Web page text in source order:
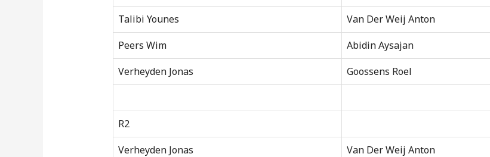
Talibi Younes
Van Der Weij Anton
Peers Wim
Abidin Aysajan
Verheyden Jonas
Goossens Roel
R2
Verheyden Jonas
Van Der Weij Anton